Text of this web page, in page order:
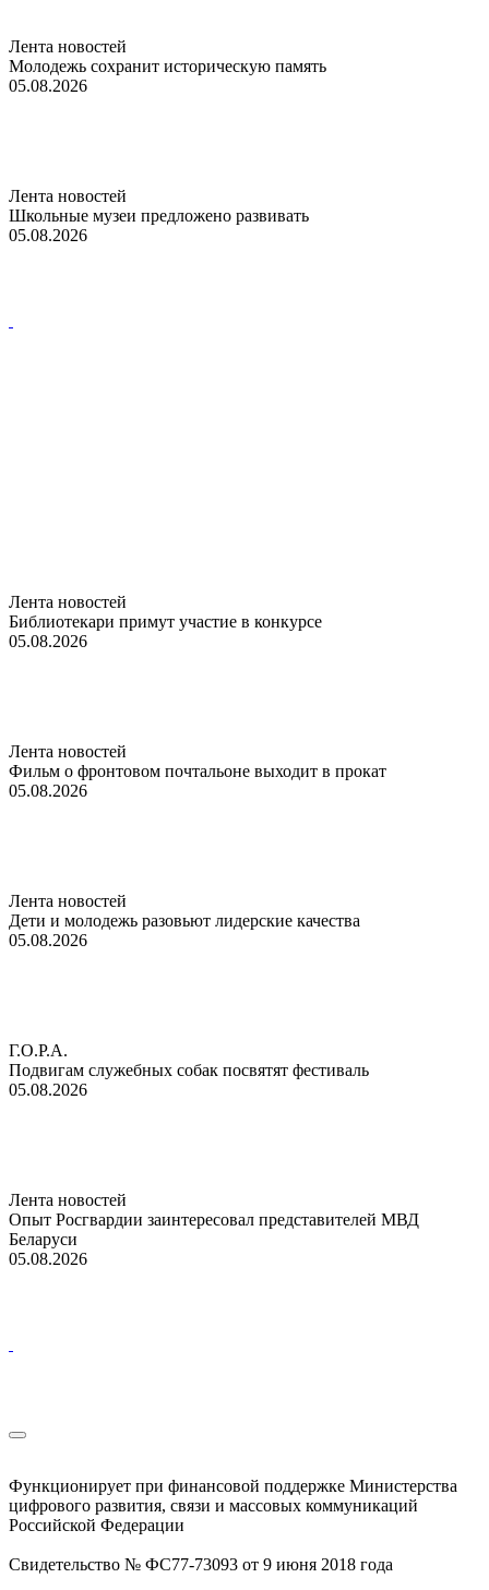
Лента новостей
Молодежь сохранит историческую память
05.08.2026
Лента новостей
Школьные музеи предложено развивать
05.08.2026
Лента новостей
Библиотекари примут участие в конкурсе
05.08.2026
Лента новостей
Фильм о фронтовом почтальоне выходит в прокат
05.08.2026
Лента новостей
Дети и молодежь разовьют лидерские качества
05.08.2026
Г.О.Р.А.
Подвигам служебных собак посвятят фестиваль
05.08.2026
Лента новостей
Опыт Росгвардии заинтересовал представителей МВД
Беларуси
05.08.2026
Функционирует при финансовой поддержке Министерства
цифрового развития, связи и массовых коммуникаций
Российской Федерации
Свидетельство № ФС77-73093 от 9 июня 2018 года